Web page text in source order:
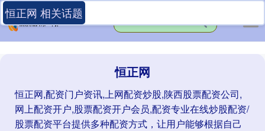
恒正网
恒正网,配资门户资讯,上网配资炒股,陕西股票配资公司,
网上配资开户,股票配资开户会员,配资专业在线炒股配资/
股票配资平台提供多种配资方式，让用户能够根据自己
恒正网 相关话题